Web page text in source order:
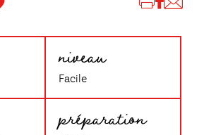
niveau
Facile
préparation